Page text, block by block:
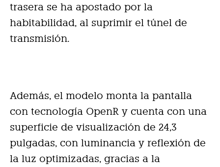
trasera se ha apostado por la
habitabilidad, al suprimir el túnel de
transmisión.
Además, el modelo monta la pantalla
con tecnología OpenR y cuenta con una
superficie de visualización de 24,3
pulgadas, con luminancia y reflexión de
la luz optimizadas, gracias a la